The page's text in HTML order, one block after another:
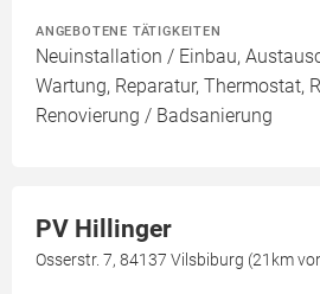
ANGEBOTENE TÄTIGKEITEN
Neuinstallation / Einbau,
Wartung, Reparatur, Thermostat,
Renovierung / Badsanierung
PV Hillinger
Osserstr. 7, 84137 Vilsbiburg (21km